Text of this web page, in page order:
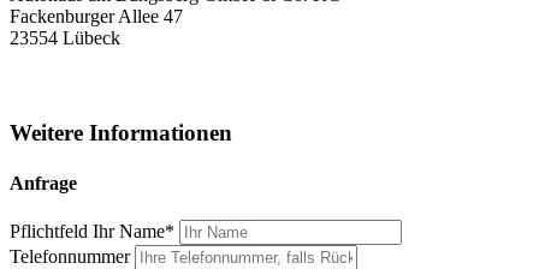
Fackenburger Allee 47
23554 Lübeck
Weitere Informationen
Anfrage
Pflichtfeld Ihr Name*
Telefonnummer